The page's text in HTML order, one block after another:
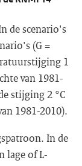
de scenario's
(G =
1
van 1981-
stijging 2 °C
1981-2010).
In de
lage of L-